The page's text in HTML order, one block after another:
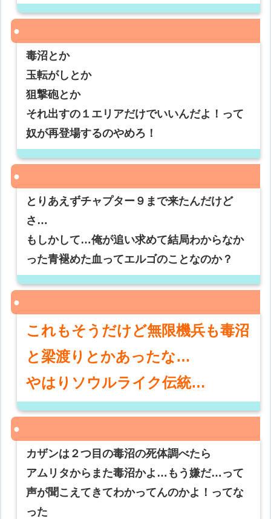
毒沼とか
玉転がしとか
狙撃砲とか
それ出すの１エリアだけでいいんだよ！って
奴が再登場するのやめろ！
とりあえずチャプター９まで来たんだけど
さ…
もしかして…俺が追い求めて結局わからなか
った青褪めた血ってエルゴのことなのか？
これもそうだけど無限機兵も毒沼
と梁渡りとかあったな…
やはりソウルライク伝統…
カザンは２つ目の毒沼の死体調べたら
アムリタからまた毒沼かよ…もう嫌だ…って
声が聞こえてきてわかってんのかよ！ってな
った